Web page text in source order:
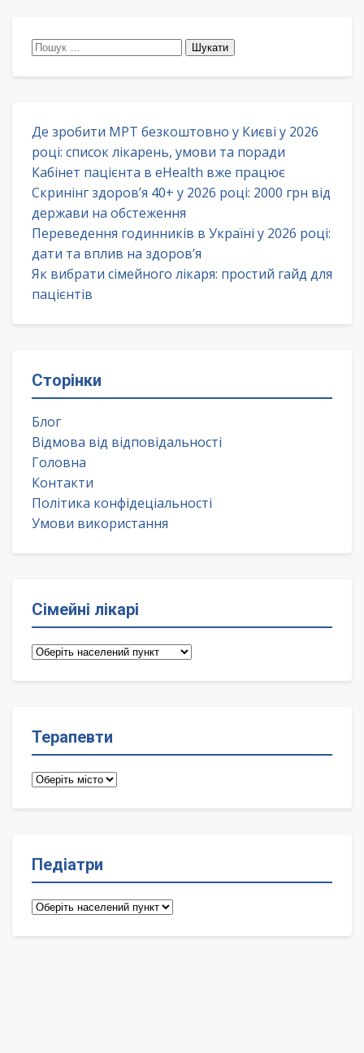
Пошук:
Де зробити МРТ безкоштовно у Києві у 2026
році: список лікарень, умови та поради
Кабінет пацієнта в eHealth вже працює
Скринінг здоров’я 40+ у 2026 році: 2000 грн від
держави на обстеження
Переведення годинників в Україні у 2026 році:
дати та вплив на здоров’я
Як вибрати сімейного лікаря: простий гайд для
пацієнтів
Сторінки
Блог
Відмова від відповідальності
Головна
Контакти
Політика конфідеціальності
Умови використання
Сімейні лікарі
Сімейні
Терапевти
Терапевти
Педіатри
Педіатри